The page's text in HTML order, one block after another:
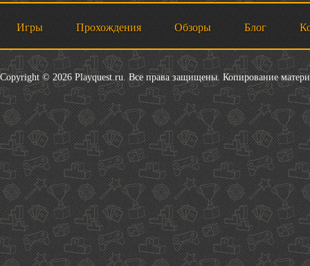
Игры Прохождения Обзоры Блог
Copyright © 2026 Playquest.ru. Все права защищены. Копирование